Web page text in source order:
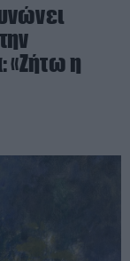
«Ζήτω η